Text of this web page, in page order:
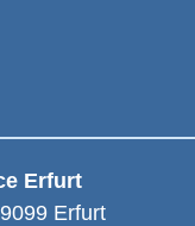
Erfurt
Erfurt